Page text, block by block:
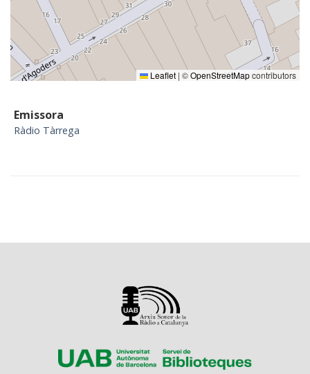
Leaflet | ©OpenStreetMapcontributors
Emissora
Ràdio Tàrrega